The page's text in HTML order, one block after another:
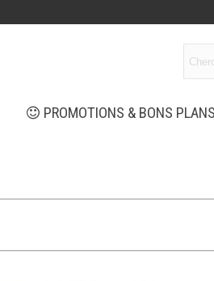
PROMOTIONS & BONS PLANS